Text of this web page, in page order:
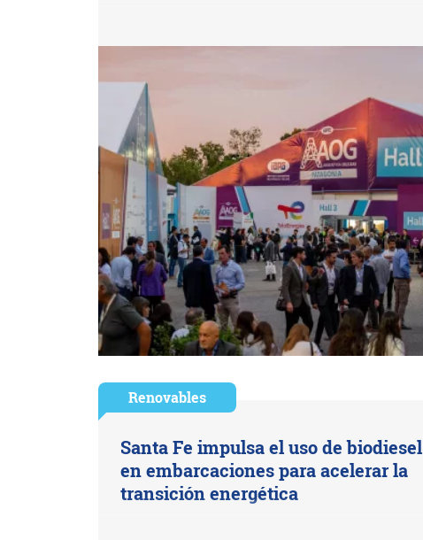
Renovables
Santa Fe impulsa el uso de biodiesel
en embarcaciones para acelerar la
transición energética